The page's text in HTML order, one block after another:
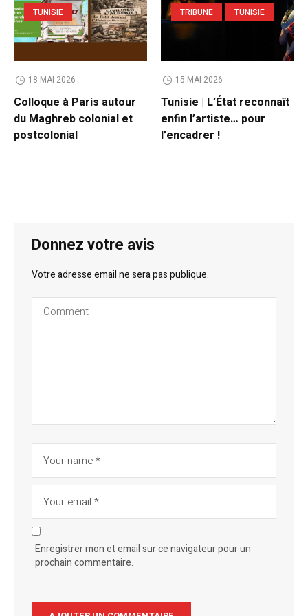
TUNISIE
18 MAI 2026
Colloque à Paris autour
du Maghreb colonial et
postcolonial
TRIBUNE TUNISIE
15 MAI 2026
Tunisie | L’État reconnaît
enfin l’artiste… pour
l’encadrer !
Donnez votre avis
Votre adresse email ne sera pas publique.
Enregistrer mon et email sur ce navigateur pour un
prochain commentaire.